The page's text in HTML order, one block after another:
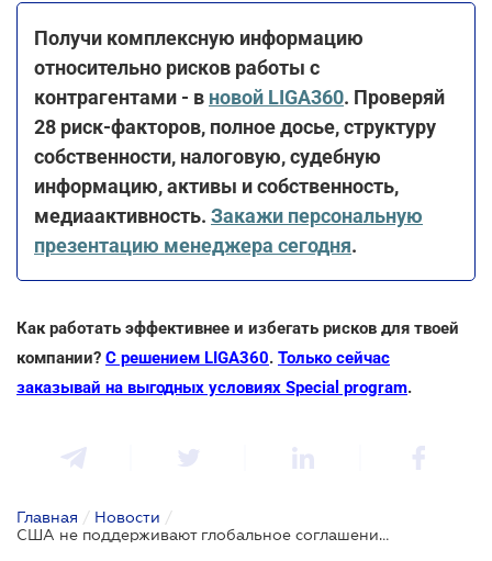
Получи комплексную информацию
относительно рисков работы с
контрагентами - в новой LIGA360. Проверяй
28 риск-факторов, полное досье, структуру
собственности, налоговую, судебную
информацию, активы и собственность,
медиаактивность. Закажи персональную
презентацию менеджера сегодня.
Как работать эффективнее и избегать рисков для твоей
компании? С решением LIGA360. Только сейчас
заказывай на выгодных условиях Special program.
Главная / Новости /
США не поддерживают глобальное соглашение ОЭСР о 15% налоге для корпораций